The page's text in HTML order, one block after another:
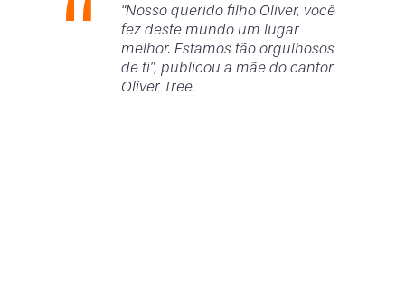
“Nosso querido filho Oliver, você
fez deste mundo um lugar
melhor. Estamos tão orgulhosos
de ti”, publicou a mãe do cantor
Oliver Tree.